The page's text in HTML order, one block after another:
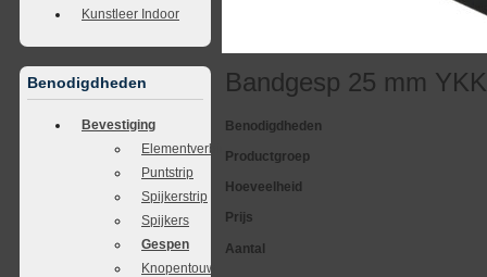
Kunstleer Indoor
Benodigdheden
Bevestiging
Elementverbinders
Puntstrip
Spijkerstrip
Spijkers
Gespen
Knopentouw
Bandgesp 25 mm YKK
Benodigdheden
Productgroep
Hoeveelheid
Prijs
Aantal